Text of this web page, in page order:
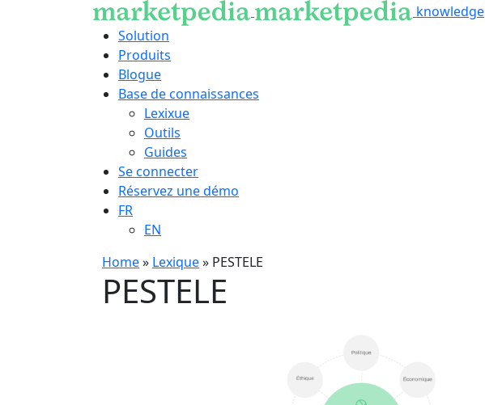
knowledge
Solution
Produits
Blogue
Base de connaissances
Lexixue
Outils
Guides
Se connecter
Réservez une démo
FR
EN
Home» Lexique» PESTELE
PESTELE